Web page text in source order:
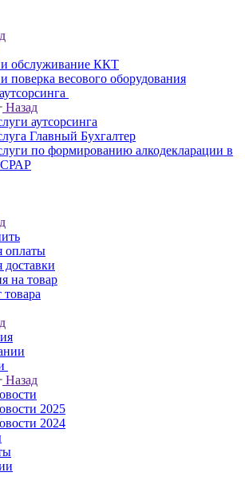
обслуживание ККТ
поверка весового оборудования
Назад
аутсорсинга
Главный Бухгалтер
по формированию алкодекларации в
оплаты
доставки
на товар
товара
Назад
2025
2024